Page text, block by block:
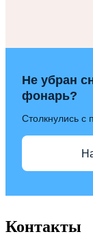
Не убран
фонарь?
Столкнулись
Контакты